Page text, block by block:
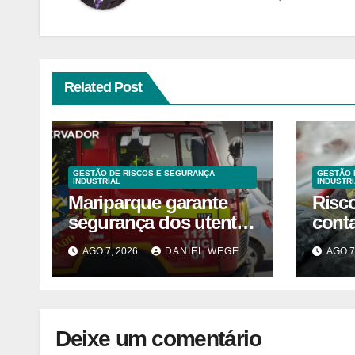
Related Post
GESTÃO DE RISCOS E SEGURANÇA
INDUSTRIAL
Mariparque garante
segurança dos utentes
após acidente –
Observador
AGO 7, 2026 DANIEL WEGE
GESTÃO
AGO
Deixe um comentário